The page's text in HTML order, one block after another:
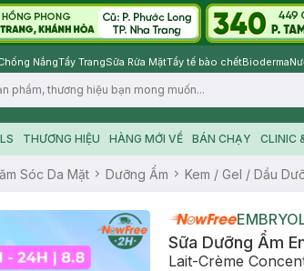
NắngTẩy TrangSữa Rửa MặtTẩy tế bào chếtBioderma
THƯƠNG HIỆU HÀNG MỚI VỀ BÁN CHẠY CLINIC
Sóc Da Mặt Dưỡng Ẩm Kem / Gel / Dầu
Sữa Dưỡng Ẩm
Lait-Crème